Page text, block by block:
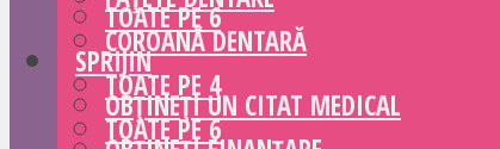
TOATE PE 6
SPRIJIN
OBȚINEȚI UN CITAT MEDICAL
COROANĂ DENTARĂ
TOATE PE 4
TOATE PE 6